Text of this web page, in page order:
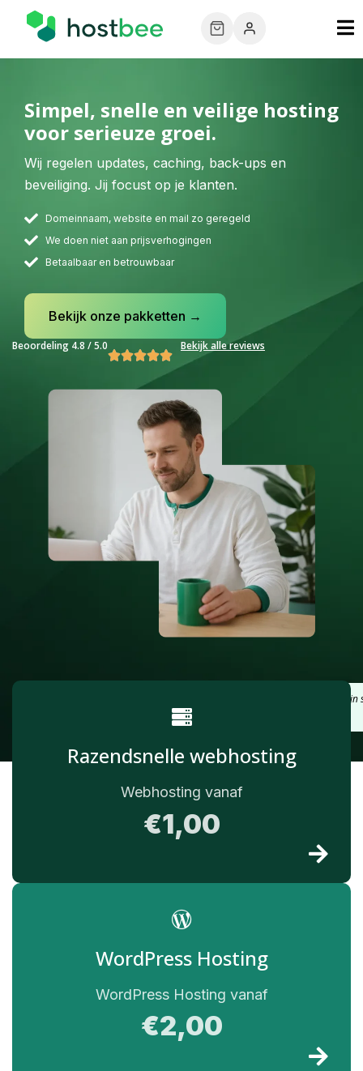
Simpel, snelle en veilige hosting
voor serieuze groei.
Wij regelen updates, caching, back-ups en
beveiliging. Jij focust op je klanten.
Domeinnaam, website en mail zo geregeld
We doen niet aan prijsverhogingen
Betaalbaar en betrouwbaar
Bekijk onze pakketten →
Beoordeling 4.8 / 5.0 Bekijk alle reviews
"Ik had binnen 10 minuten een reactie.
mijn vorige host."
Razendsnelle webhosting
Webhosting vanaf
€1,00
WordPress Hosting
WordPress Hosting vanaf
€2,00